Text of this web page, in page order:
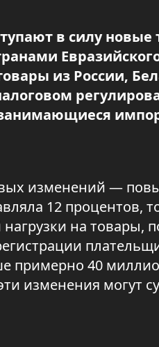
в силу
из России,
изменений —
12 процентов,
нагрузки на товары,
примерно 40
изменения могут